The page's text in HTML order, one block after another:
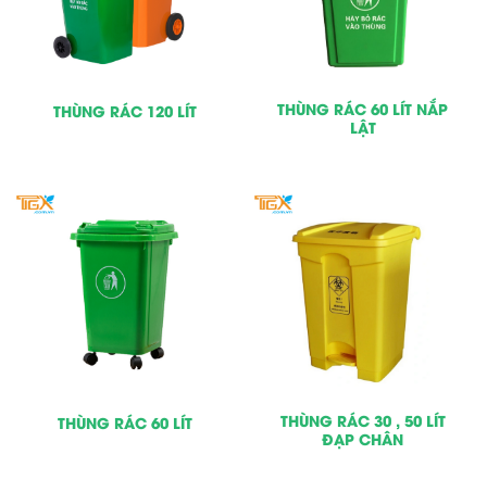
THÙNG RÁC 120 LÍT
THÙNG RÁC 60 LÍT NẮP
LẬT
THÙNG RÁC 60 LÍT
THÙNG RÁC 30 , 50 LÍT
ĐẠP CHÂN